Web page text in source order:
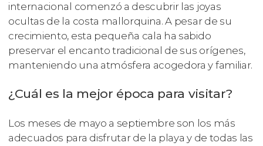
internacional comenzó a descubrir las joyas
ocultas de la costa mallorquina. A pesar de su
crecimiento, esta pequeña cala ha sabido
preservar el encanto tradicional de sus orígenes,
manteniendo una atmósfera acogedora y familiar.
¿Cuál es la mejor época para visitar?
Los meses de mayo a septiembre son los más
adecuados para disfrutar de la playa y de todas las